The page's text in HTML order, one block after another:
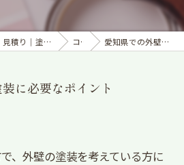
愛知の外壁塗装｜料金・見積り｜塗り替えなら「株式会社To be innovation.」へ コラム 愛知県での外壁塗装に必要なポイント
に必要なポイント
、外壁の塗装を考えている方に